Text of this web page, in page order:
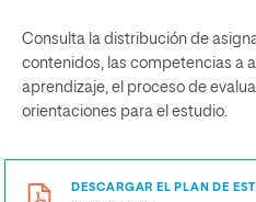
Consulta la distribución de
contenidos, las competencias a
aprendizaje, el proceso de
orientaciones para el estudio.
DESCARGAR EL PLAN DE